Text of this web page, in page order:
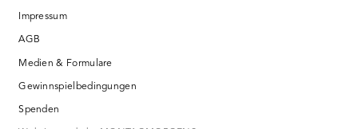
Impressum
AGB
Medien & Formulare
Gewinnspielbedingungen
Spenden